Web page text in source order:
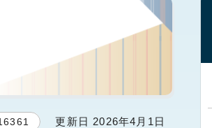
更新日 2026年4月1日